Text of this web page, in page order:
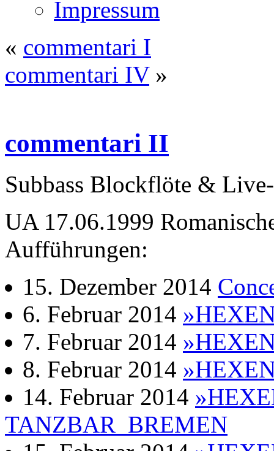
Impressum
« commentari I
commentari IV»
commentari II
Subbass Blockflöte &
UA 17.06.1999
Aufführungen:
15. Dezember 2014
6. Februar 2014
7. Februar 2014
8. Februar 2014
14. Februar 2014
TANZBAR_BREMEN